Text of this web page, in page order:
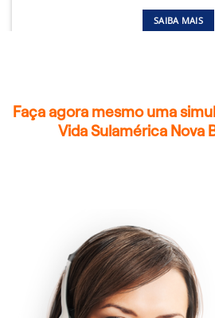
SAIBA MAIS
Faça agora mesmo uma
Vida Sulamérica Nova